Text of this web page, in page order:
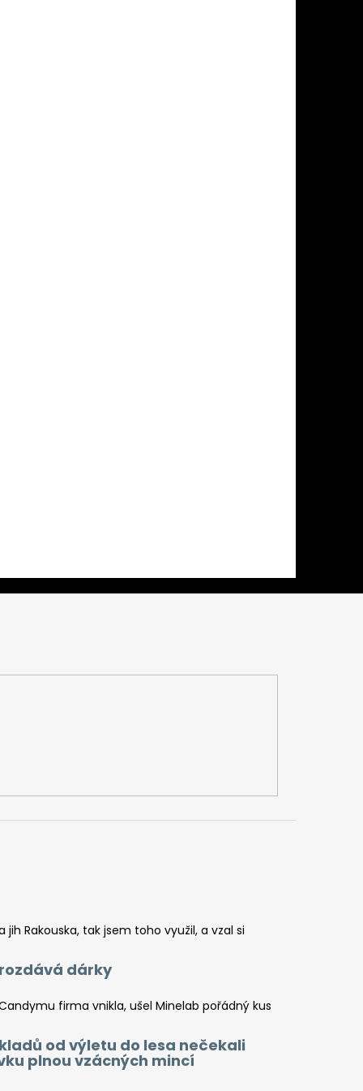
Rakouska, tak jsem toho využil, a vzal si
dárky
firma vnikla, ušel Minelab pořádný kus
od výletu do lesa nečekali
plnou vzácných mincí